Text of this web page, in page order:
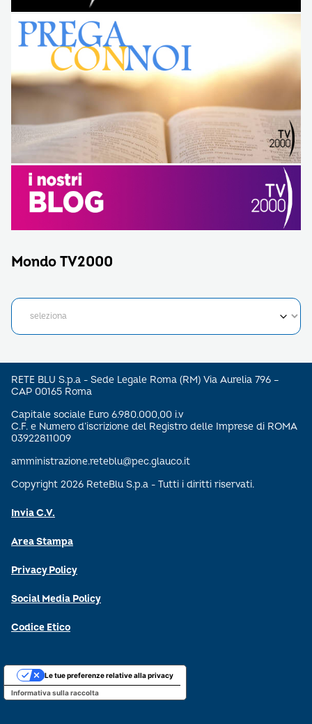
Mondo TV2000
RETE BLU S.p.a - Sede Legale Roma (RM) Via Aurelia 796 –
CAP 00165 Roma
Capitale sociale Euro 6.980.000,00 i.v
C.F. e Numero d’iscrizione del Registro delle Imprese di ROMA
03922811009
amministrazione.reteblu@pec.glauco.it
Copyright 2026 ReteBlu S.p.a - Tutti i diritti riservati.
Invia C.V.
Area Stampa
Privacy Policy
Social Media Policy
Codice Etico
Informativa sulla raccolta
Le tue preferenze relative alla privacy